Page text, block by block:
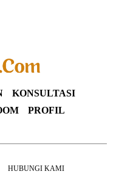
KONSULTASI
PROFIL
HUBUNGI KAMI